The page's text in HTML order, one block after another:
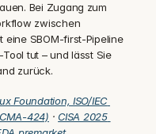
Bei Zugang zum
zwischen
eine SBOM-first-Pipeline
tut – und lässt Sie
zurück.
Foundation, ISO/IEC
424) · CISA 2025